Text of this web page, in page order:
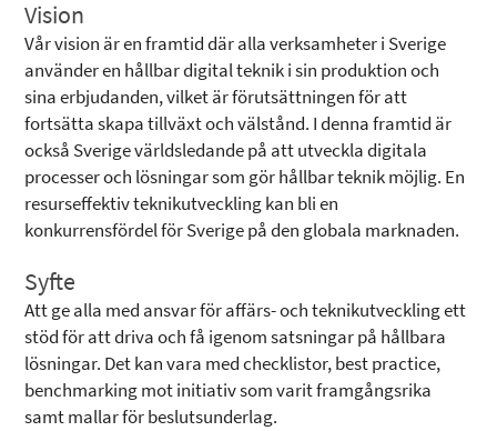
Vision
Vår vision är en framtid där alla verksamheter i Sverige
använder en hållbar digital teknik i sin produktion och
sina erbjudanden, vilket är förutsättningen för att
fortsätta skapa tillväxt och välstånd. I denna framtid är
också Sverige världsledande på att utveckla digitala
processer och lösningar som gör hållbar teknik möjlig. En
resurseffektiv teknikutveckling kan bli en
konkurrensfördel för Sverige på den globala marknaden.
Syfte
Att ge alla med ansvar för affärs- och teknikutveckling ett
stöd för att driva och få igenom satsningar på hållbara
lösningar. Det kan vara med checklistor, best practice,
benchmarking mot initiativ som varit framgångsrika
samt mallar för beslutsunderlag.